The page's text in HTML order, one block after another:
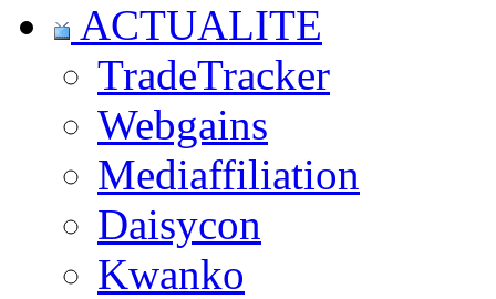
ACTUALITE
TradeTracker
Webgains
Mediaffiliation
Daisycon
Kwanko